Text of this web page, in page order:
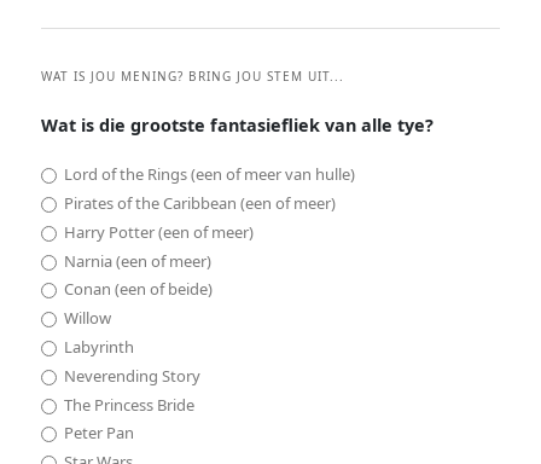
WAT IS JOU MENING? BRING JOU STEM UIT...
Wat is die grootste fantasiefliek van alle tye?
Lord of the Rings (een of meer van hulle)
Pirates of the Caribbean (een of meer)
Harry Potter (een of meer)
Narnia (een of meer)
Conan (een of beide)
Willow
Labyrinth
Neverending Story
The Princess Bride
Peter Pan